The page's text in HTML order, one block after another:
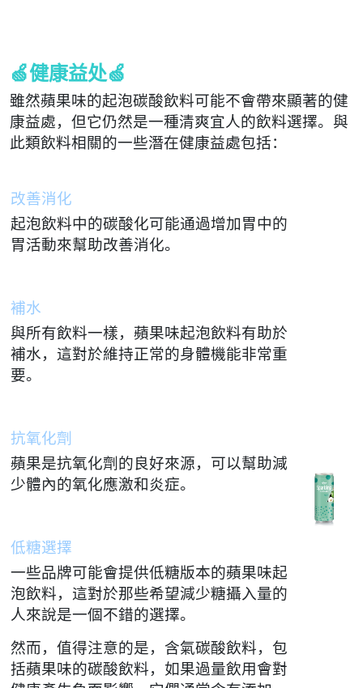
🍏健康益处🍏
雖然蘋果味的起泡碳酸飲料可能不會帶來顯著的健
康益處，但它仍然是一種清爽宜人的飲料選擇。與
此類飲料相關的一些潛在健康益處包括：
改善消化
起泡飲料中的碳酸化可能通過增加胃中的
胃活動來幫助改善消化。
補水
與所有飲料一樣，蘋果味起泡飲料有助於
補水，這對於維持正常的身體機能非常重
要。
抗氧化劑
蘋果是抗氧化劑的良好來源，可以幫助減
少體內的氧化應激和炎症。
低糖選擇
一些品牌可能會提供低糖版本的蘋果味起
泡飲料，這對於那些希望減少糖攝入量的
人來說是一個不錯的選擇。
然而，值得注意的是，含氣碳酸飲料，包
括蘋果味的碳酸飲料，如果過量飲用會對